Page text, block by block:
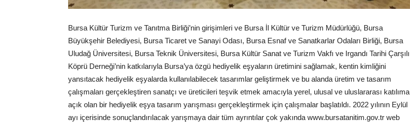
Bursa Kültür Turizm ve Tanıtma Birliği’nin girişimleri ve Bursa İl Kültür ve Turizm Müdürlüğü, Bursa
Büyükşehir Belediyesi, Bursa Ticaret ve Sanayi Odası, Bursa Esnaf ve Sanatkarlar Odaları Birliği, Bursa
Uludağ Üniversitesi, Bursa Teknik Üniversitesi, Bursa Kültür Sanat ve Turizm Vakfı ve Irgandı Tarihi Çarşılı
Köprü Derneği’nin katkılarıyla Bursa’ya özgü hediyelik eşyaların üretimini sağlamak, kentin kimliğini
yansıtacak hediyelik eşyalarda kullanılabilecek tasarımlar geliştirmek ve bu alanda üretim ve tasarım
çalışmaları gerçekleştiren sanatçı ve üreticileri teşvik etmek amacıyla yerel, ulusal ve uluslararası katılıma
açık olan bir hediyelik eşya tasarım yarışması gerçekleştirmek için çalışmalar başlatıldı. 2022 yılının Eylül
ayı içerisinde sonuçlandırılacak yarışmaya dair tüm ayrıntılar çok yakında www.bursatanitim.gov.tr web